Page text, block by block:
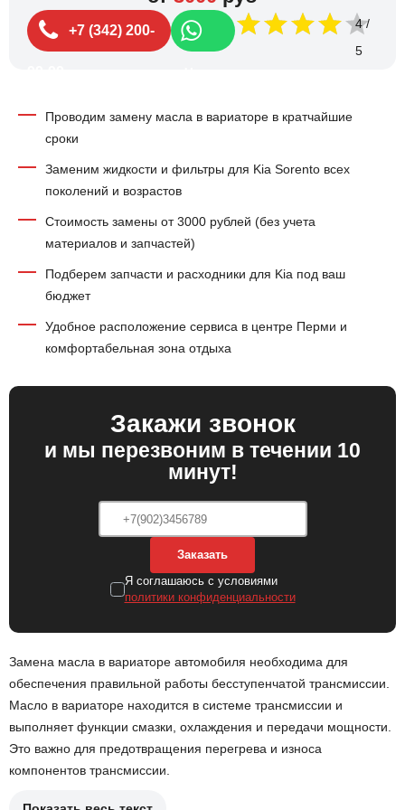
+7 (342) 200- 4
Проводим замену масла в вариаторе в кратчайшие
сроки
Заменим жидкости и фильтры для Kia Sorento всех
поколений и возрастов
Стоимость замены от 3000 рублей (без учета
материалов и запчастей)
Подберем запчасти и расходники для Kia под ваш
бюджет
Удобное расположение сервиса в центре Перми и
комфортабельная зона отдыха
Закажи звонок
и мы перезвоним в течении 10
минут!
Заказать
Я соглашаюсь с условиями
политики конфиденциальности
Замена масла в вариаторе автомобиля необходима для
обеспечения правильной работы бесступенчатой трансмиссии.
Масло в вариаторе находится в системе трансмиссии и
выполняет функции смазки, охлаждения и передачи мощности.
Это важно для предотвращения перегрева и износа
компонентов трансмиссии.